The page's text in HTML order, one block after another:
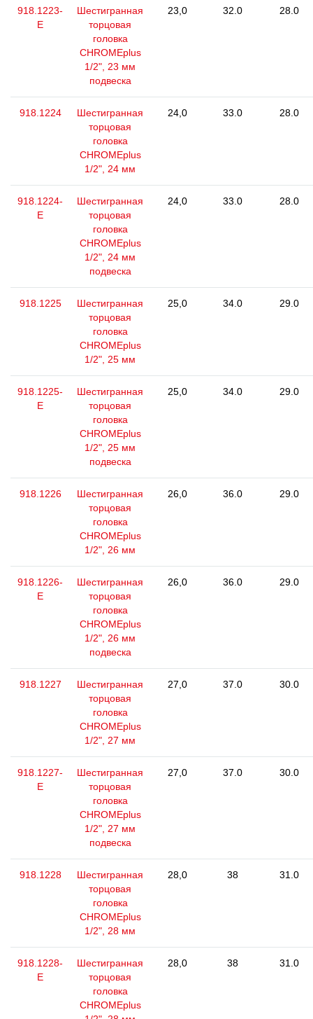
918.1223-
E
Шестигранная
торцовая
головка
CHROMEplus
1/2", 23 мм
подвеска
23,0 32.0 28.0
918.1224
Шестигранная
торцовая
головка
CHROMEplus
1/2", 24 мм
24,0 33.0 28.0
918.1224-
E
Шестигранная
торцовая
головка
CHROMEplus
1/2", 24 мм
подвеска
24,0 33.0 28.0
918.1225
Шестигранная
торцовая
головка
CHROMEplus
1/2", 25 мм
25,0 34.0 29.0
918.1225-
E
Шестигранная
торцовая
головка
CHROMEplus
1/2", 25 мм
подвеска
25,0 34.0 29.0
918.1226
Шестигранная
торцовая
головка
CHROMEplus
1/2", 26 мм
26,0 36.0 29.0
918.1226-
E
Шестигранная
торцовая
головка
CHROMEplus
1/2", 26 мм
подвеска
26,0 36.0 29.0
918.1227
Шестигранная
торцовая
головка
CHROMEplus
1/2", 27 мм
27,0 37.0 30.0
918.1227-
E
Шестигранная
торцовая
головка
CHROMEplus
1/2", 27 мм
подвеска
27,0 37.0 30.0
918.1228
Шестигранная
торцовая
головка
CHROMEplus
1/2", 28 мм
28,0 38 31.0
918.1228-
E
Шестигранная
торцовая
головка
CHROMEplus
28,0 38 31.0